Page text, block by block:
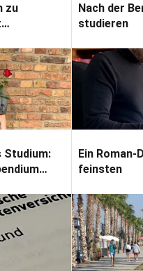
zu
Nach der
studieren
Studium:
Ein Roman-
feinsten